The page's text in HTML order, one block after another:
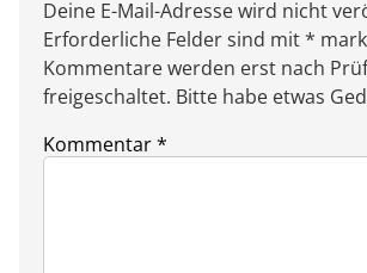
Deine E-Mail-Adresse wird nicht
Erforderliche Felder sind mit *
Kommentare werden erst nach
freigeschaltet. Bitte habe etwas
Kommentar*